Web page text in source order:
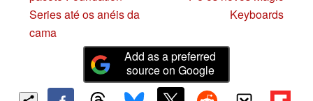
Series até os anéis da
cama
Keyboards
Add as a preferred
source on Google